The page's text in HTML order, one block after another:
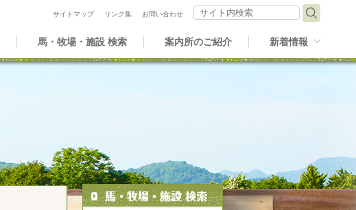
馬・牧場・施設 検索 案内所のご紹介 新着情報
サイトマップ リンク集 お問い合わせ
サイト内検索